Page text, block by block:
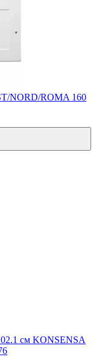
NORD/ROMA 160
см KONSENSA